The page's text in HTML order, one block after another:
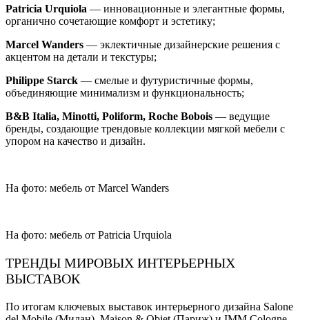
Patricia Urquiola — инновационные и элегантные формы,
органично сочетающие комфорт и эстетику;
Marcel Wanders — эклектичные дизайнерские решения с
акцентом на детали и текстуры;
Philippe Starck — смелые и футуристичные формы,
объединяющие минимализм и функциональность;
B&B Italia, Minotti, Poliform, Roche Bobois — ведущие
бренды, создающие трендовые коллекции мягкой мебели с
упором на качество и дизайн.
На фото: мебель от Marcel Wanders
На фото: мебель от Patricia Urquiola
ТРЕНДЫ МИРОВЫХ ИНТЕРЬЕРНЫХ
ВЫСТАВОК
По итогам ключевых выставок интерьерного дизайна Salone